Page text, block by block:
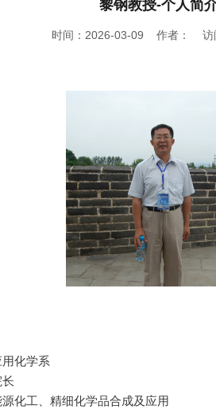
黎钢教授-个人简
时间：2026-03-09 作者： 访
化学系
化工、精细化学品合成及应用